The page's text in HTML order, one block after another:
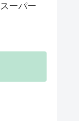
ーパー